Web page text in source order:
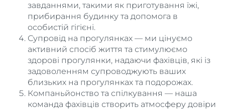
завданнями, такими як приготування їжі,
прибирання будинку та допомога в
особистій гігієні.
Супровід на прогулянках — ми цінуємо
активний спосіб життя та стимулюємо
здорові прогулянки, надаючи фахівців, які із
задоволенням супроводжують ваших
близьких на прогулянках та подорожах.
Компаньйонство та спілкування — наша
команда фахівців створить атмосферу довіри